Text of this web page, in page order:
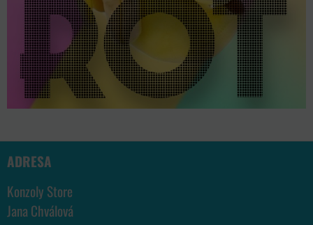
ADRESA
Konzoly Store
Jana Chválová